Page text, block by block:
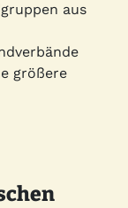
aus
größere